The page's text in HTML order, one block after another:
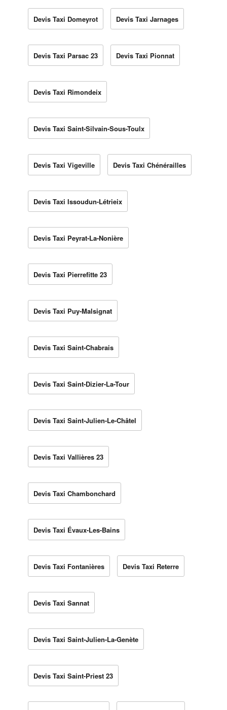
Devis Taxi Domeyrot Devis Taxi Jarnages
Devis Taxi Parsac 23 Devis Taxi Pionnat
Devis Taxi Rimondeix
Devis Taxi Saint-Silvain-Sous-Toulx
Devis Taxi Vigeville Devis Taxi Chénérailles
Devis Taxi Issoudun-Létrieix
Devis Taxi Peyrat-La-Nonière
Devis Taxi Pierrefitte 23
Devis Taxi Puy-Malsignat
Devis Taxi Saint-Chabrais
Devis Taxi Saint-Dizier-La-Tour
Devis Taxi Saint-Julien-Le-Châtel
Devis Taxi Vallières 23
Devis Taxi Chambonchard
Devis Taxi Évaux-Les-Bains
Devis Taxi Fontanières Devis Taxi Reterre
Devis Taxi Sannat
Devis Taxi Saint-Julien-La-Genète
Devis Taxi Saint-Priest 23